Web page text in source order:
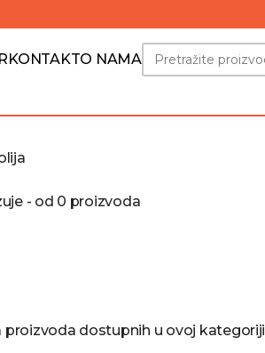
KONTAKTO NAMA Search
- od 0 proizvoda
proizvoda dostupnih u ovoj kategoriji